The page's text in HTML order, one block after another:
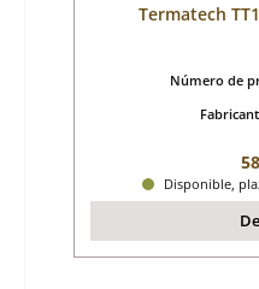
Termatech
Número de
Disponible,